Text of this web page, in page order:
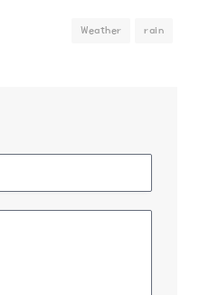
rain
Weather